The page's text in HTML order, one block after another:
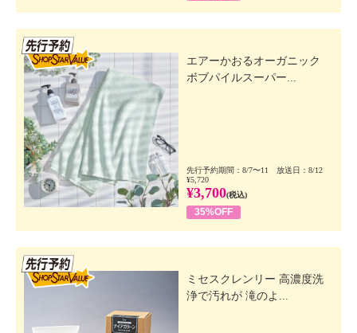
エアーかおるオーガニック
ボブパイルスーパー...
先行予約期間：8/7〜11 放送日：8/12
¥5,720
¥3,700(税込)
35%OFF
ミセスクレンリー 高濃度洗
浄で汚れが 滝のよ...